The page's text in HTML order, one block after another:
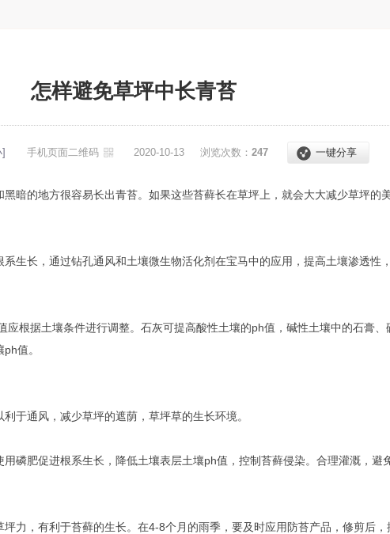
怎样避免草坪中长青苔
手机页面二维码 2020-10-13 浏览次数： 247 一键分享
暗的地方很容易长出青苔。如果这些苔藓长在草坪上，就会大大减少草坪的
生长，通过钻孔通风和土壤微生物活化剂在宝马中的应用，提高土壤渗透性
应根据土壤条件进行调整。石灰可提高酸性土壤的ph值，碱性土壤中的石膏、
值。
于通风，减少草坪的遮荫，草坪草的生长环境。
磷肥促进根系生长，降低土壤表层土壤ph值，控制苔藓侵染。合理灌溉，避
力，有利于苔藓的生长。在4-8个月的雨季，要及时应用防苔产品，修剪后，